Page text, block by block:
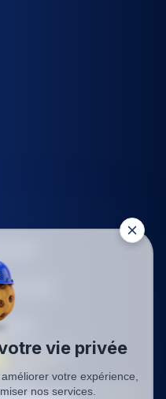
E-mail
de confidentialité
vie privée
votre expérience,
nos services.